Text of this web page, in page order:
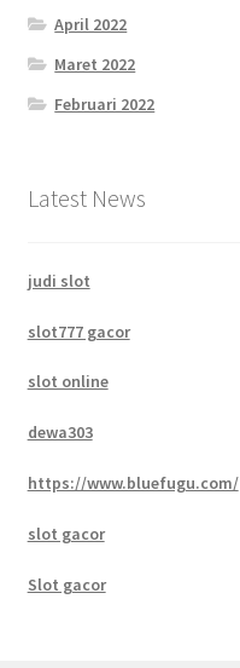
April 2022
Maret 2022
Februari 2022
Latest News
judi slot
slot777 gacor
slot online
dewa303
https://www.bluefugu.com/
slot gacor
Slot gacor